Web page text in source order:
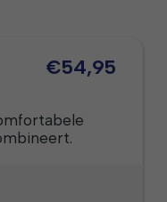
€54,95